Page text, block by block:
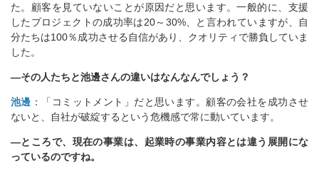
た。顧客を見ていないことが原因だと思います。一般的に、支援
したプロジェクトの成功率は20～30%、と言われていますが、自
分たちは100％成功させる自信があり、クオリティで勝負していま
した。
―その人たちと池邊さんの違いはなんなんでしょう？
池邊 ：「コミットメント」だと思います。顧客の会社を成功させ
ないと、自社が破綻するという危機感で常に動いています。
―ところで、現在の事業は、起業時の事業内容とは違う展開にな
っているのですね。